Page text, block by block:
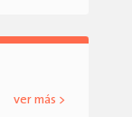
ver más >